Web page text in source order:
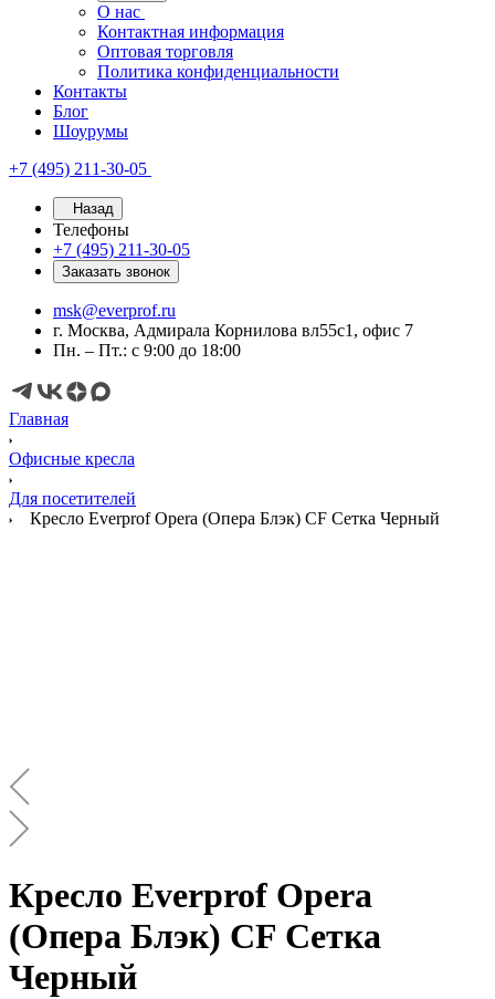
О нас
Контактная информация
Оптовая торговля
Политика конфиденциальности
Контакты
Блог
Шоурумы
+7 (495) 211-30-05
Назад
Телефоны
+7 (495) 211-30-05
Заказать звонок
msk@everprof.ru
г. Москва, Адмирала Корнилова вл55с1, офис 7
Пн. – Пт.: с 9:00 до 18:00
Главная
Офисные кресла
Для посетителей
Кресло Everprof Opera (Опера Блэк) CF Сетка Черный
Кресло Everprof Opera
(Опера Блэк) CF Сетка
Черный